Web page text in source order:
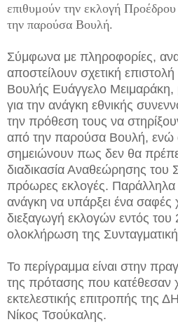
επιθυμούν την εκλογή
την παρούσα Βουλή.
Σύμφωνα με πληροφορίες,
αποστείλουν σχετική
Βουλής Ευάγγελο Μειμαράκη,
για την ανάγκη εθνικής
την πρόθεση τους να
από την παρούσα Βουλή, ενώ
σημειώνουν πως δεν θα
διαδικασία Αναθεώρησης του
πρόωρες εκλογές. Παράλληλα
ανάγκη να υπάρξει ένα σαφές
διεξαγωγή εκλογών εντός του
ολοκλήρωση της
Το περίγραμμα είναι στην
της πρότασης που κατέθεσαν
εκτελεστικής επιτροπής της
Νίκος Τσούκαλης.